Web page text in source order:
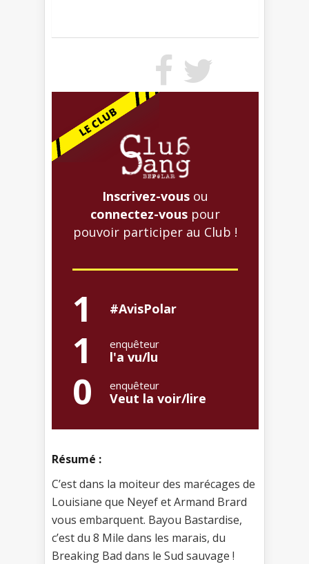
Inscrivez-vous ou
connectez-vous pour
pouvoir participer au Club !
1 #AvisPolar
1 enquêteur
l'a vu/lu
0 enquêteur
Veut la voir/lire
Résumé :
C’est dans la moiteur des marécages de
Louisiane que Neyef et Armand Brard
vous embarquent. Bayou Bastardise,
c’est du 8 Mile dans les marais, du
Breaking Bad dans le Sud sauvage !